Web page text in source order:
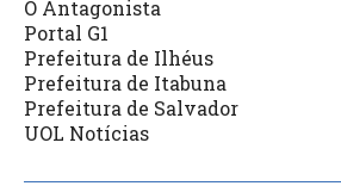
O Antagonista
Portal G1
Prefeitura de Ilhéus
Prefeitura de Itabuna
Prefeitura de Salvador
UOL Notícias